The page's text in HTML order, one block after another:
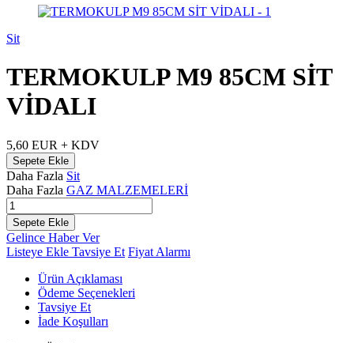
Sit
TERMOKULP M9 85CM SİT
VİDALI
5,60 EUR + KDV
Sepete Ekle
Daha Fazla Sit
Daha Fazla GAZ MALZEMELERİ
Sepete Ekle
Gelince Haber Ver
Listeye Ekle Tavsiye Et Fiyat Alarmı
Ürün Açıklaması
Ödeme Seçenekleri
Tavsiye Et
İade Koşulları